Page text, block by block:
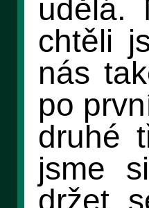
udělá.
chtěli
nás
po
druhé
jsme
držet